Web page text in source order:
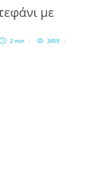
με
2 min 3459